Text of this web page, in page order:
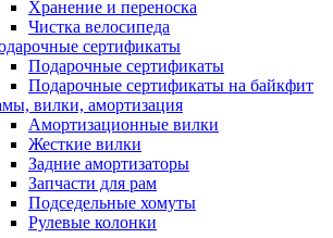
Хранение и переноска
Чистка велосипеда
сертификаты
Подарочные сертификаты
Подарочные сертификаты на байкфит
вилки, амортизация
Амортизационные вилки
Жесткие вилки
Задние амортизаторы
Запчасти для рам
Подседельные хомуты
Рулевые колонки